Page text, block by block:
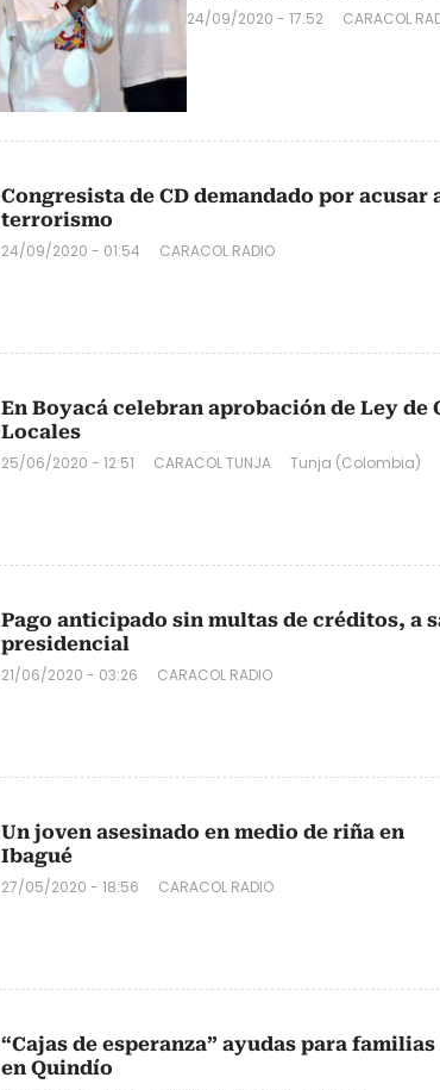
24/09/2020 - 17:52 CARACOL
Congresista de CD demandado por
terrorismo
24/09/2020 - 01:54 CARACOL RADIO
En Boyacá celebran aprobación de Ley de
Locales
25/06/2020 - 12:51 CARACOL TUNJA Tunja (Colombia)
Pago anticipado sin multas de créditos, a
presidencial
21/06/2020 - 03:26 CARACOL RADIO
Un joven asesinado en medio de riña en
Ibagué
27/05/2020 - 18:56 CARACOL RADIO
“Cajas de esperanza” ayudas para
en Quindío